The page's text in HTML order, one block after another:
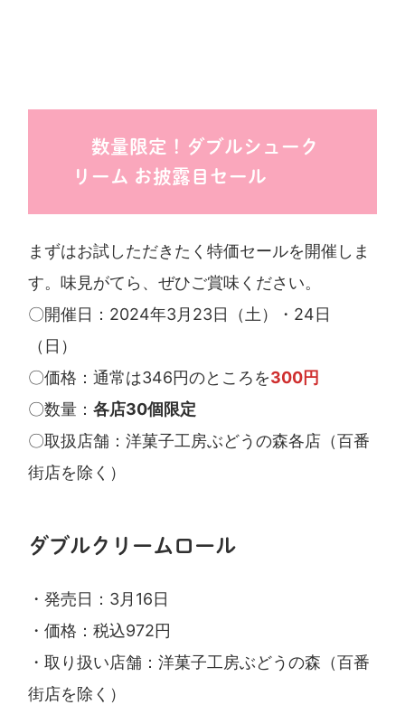
数量限定！ダブルシューク
リーム お披露目セール
まずはお試しただきたく特価セールを開催しま
す。味見がてら、ぜひご賞味ください。
〇開催日：2024年3月23日（土）・24日
（日）
〇価格：通常は346円のところを300円
〇数量：各店30個限定
〇取扱店舗：洋菓子工房ぶどうの森各店（百番
街店を除く）
ダブルクリームロール
・発売日：3月16日
・価格：税込972円
・取り扱い店舗：洋菓子工房ぶどうの森（百番
街店を除く）